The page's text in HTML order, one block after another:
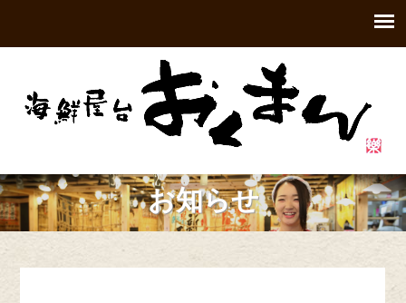
お知らせ